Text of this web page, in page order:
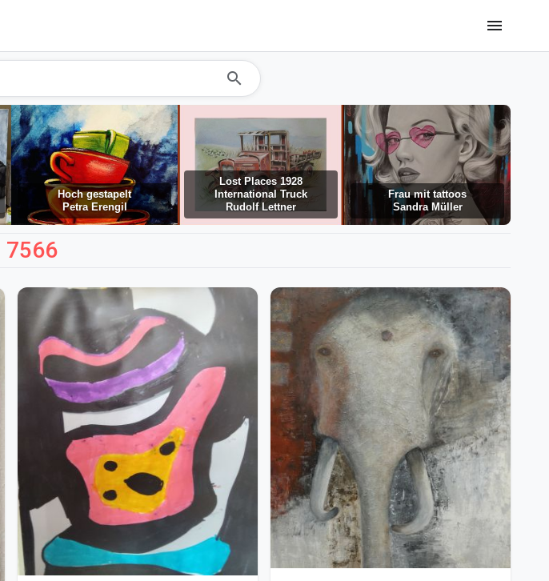
menu
search
Hoch gestapelt
Petra Erengil
Lost Places 1928
International Truck
Rudolf Lettner
Frau mit tattoos
Sandra Müller
7566